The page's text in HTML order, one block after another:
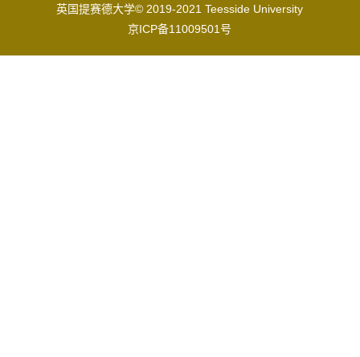
英国提赛德大学© 2019-2021 Teesside University
京ICP备11009501号